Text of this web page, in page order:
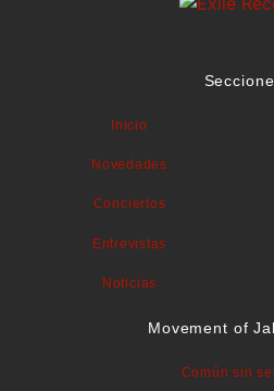
Inicio
Novedades
Conciertos
Entrevistas
Noticias
Movement of
Común sin